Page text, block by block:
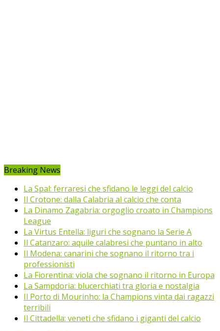
Breaking News
La Spal: ferraresi che sfidano le leggi del calcio
Il Crotone: dalla Calabria al calcio che conta
La Dinamo Zagabria: orgoglio croato in Champions
League
La Virtus Entella: liguri che sognano la Serie A
Il Catanzaro: aquile calabresi che puntano in alto
Il Modena: canarini che sognano il ritorno tra i
professionisti
La Fiorentina: viola che sognano il ritorno in Europa
La Sampdoria: blucerchiati tra gloria e nostalgia
Il Porto di Mourinho: la Champions vinta dai ragazzi
terribili
Il Cittadella: veneti che sfidano i giganti del calcio